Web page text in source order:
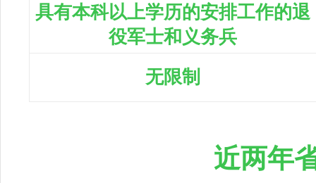
具有本科以上学历的安排工作的退
役军士和义务兵
无限制
近两年